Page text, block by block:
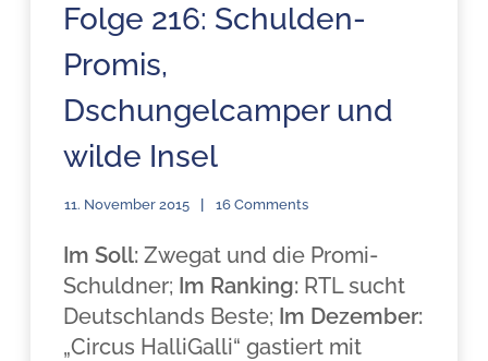
Folge 216: Schulden-
Promis,
Dschungelcamper und
wilde Insel
11. November 2015 16 Comments
Im Soll: Zwegat und die Promi-
Schuldner; Im Ranking: RTL sucht
Deutschlands Beste; Im Dezember:
„Circus HalliGalli“ gastiert mit